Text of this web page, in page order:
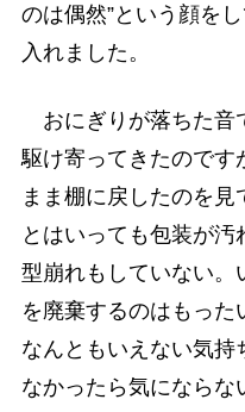
のは偶然”という顔を
入れました。
おにぎりが落ちた音
駆け寄ってきたのです
まま棚に戻したのを
とはいっても包装が汚
型崩れもしていない。
を廃棄するのはもった
なんともいえない気持
なかったら気にならな